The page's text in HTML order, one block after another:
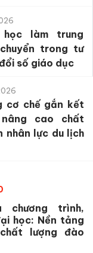
làm trung
trong tư
số giáo dục
cơ chế gắn kết
cao chất
nhân lực du lịch
chương trình,
học: Nền tảng
lượng đào